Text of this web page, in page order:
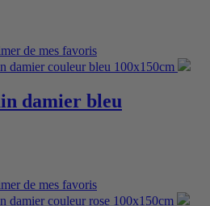
de mes favoris
damier bleu
de mes favoris